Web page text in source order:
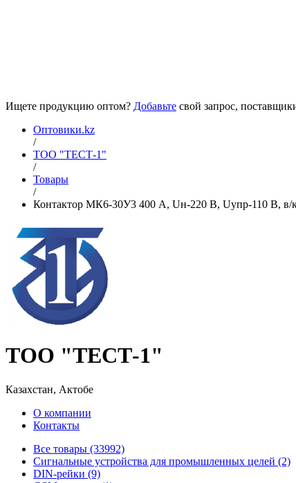
Ищете продукцию оптом? Добавьте свой запрос,
Оптовики.kz
/
ТОО "ТЕСТ-1"
/
Товары
/
Контактор МК6-30У3 400 А, Uн-220 В, Uупр-110 В, в/
ТОО "ТЕСТ-1"
Казахстан, Актобе
О компании
Контакты
Все товары (33992)
Cигнальные устройства для промышленных целей (2)
DIN-рейки (9)